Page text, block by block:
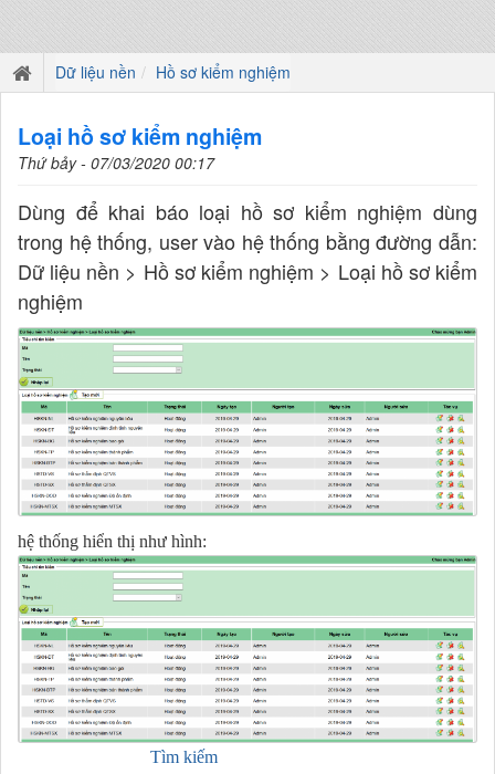
Dữ liệu nền Hồ sơ kiểm nghiệm
Loại hồ sơ kiểm nghiệm
Thứ bảy - 07/03/2020 00:17
Dùng để khai báo loại hồ sơ kiểm nghiệm dùng
trong hệ thống, user vào hệ thống bằng đường dẫn:
Dữ liệu nền > Hồ sơ kiểm nghiệm > Loại hồ sơ kiểm
nghiệm
hệ thống hiển thị như hình:
Tìm kiếm